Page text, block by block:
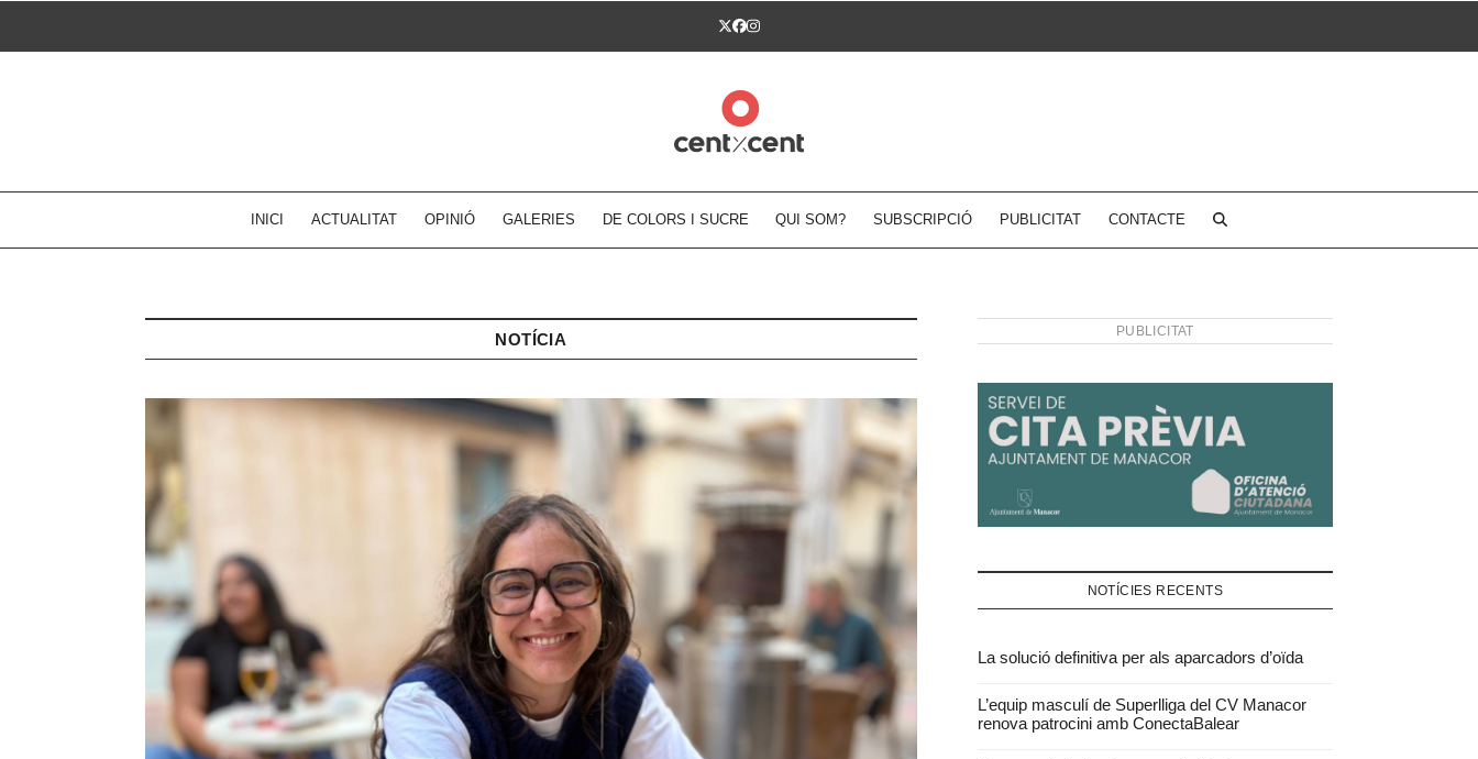
Twitter
Facebook
Instagram
INICI ACTUALITAT OPINIÓ GALERIES DE COLORS I SUCRE QUI SOM? SUBSCRIPCIÓ PUBLICITAT CONTACTE
NOTÍCIA PUBLICITAT
NOTÍCIES RECENTS
La solució definitiva per als aparcadors d’oïda
L’equip masculí de Superlliga del CV Manacor
renova patrocini amb ConectaBalear